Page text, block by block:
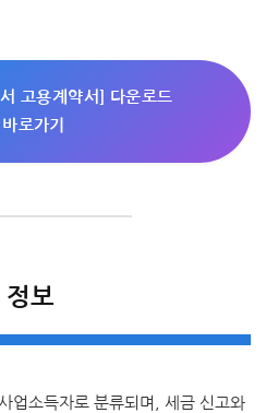
고용계약서] 다운로드
바로가기
정보
업소득자로 분류되며, 세금 신고와